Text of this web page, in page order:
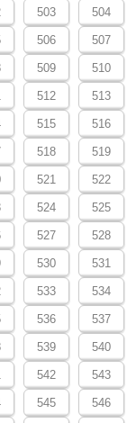
503 504
506 507
509 510
512 513
515 516
518 519
521 522
524 525
527 528
530 531
533 534
536 537
539 540
542 543
545 546